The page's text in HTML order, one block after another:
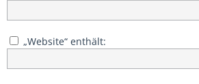
„Website“ enthält: